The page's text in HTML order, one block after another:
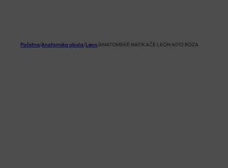
Početna/Anatomska obuća/Leon/ANATOMSKE NATIKAČE LEON 4010 ROZA